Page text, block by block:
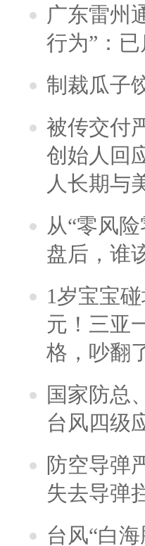
广东雷州
行为”：
制裁瓜子
被传交付
创始人回
人长期与
从“零风
盘后，谁
1岁宝宝
元！三亚
格，吵翻
国家防总
台风四级
防空导弹
失去导弹
台风“白